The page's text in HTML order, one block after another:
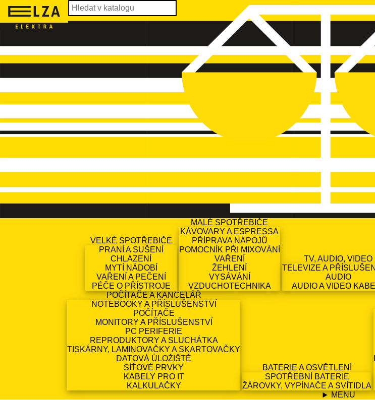
VELKÉ SPOTŘEBIČE
PRANÍ A SUŠENÍ
CHLAZENÍ
MYTÍ NÁDOBÍ
VAŘENÍ A PEČENÍ
PÉČE O PŘÍSTROJE
MALÉ SPOTŘEBIČE
KÁVOVARY A ESPRESSA
PŘÍPRAVA NÁPOJŮ
POMOCNÍK PŘI MIXOVÁNÍ
VAŘENÍ
ŽEHLENÍ
VYSÁVÁNÍ
VZDUCHOTECHNIKA
TV, AUDIO, VIDEO
TELEVIZE A
AUDIO
AUDIO A VIDEO
POČÍTAČE A KANCELÁŘ
NOTEBOOKY A PŘÍSLUŠENSTVÍ
POČÍTAČE
MONITORY A PŘÍSLUŠENSTVÍ
PC PERIFERIE
REPRODUKTORY A SLUCHÁTKA
TISKÁRNY, LAMINOVAČKY A SKARTOVAČKY
DATOVÁ ÚLOŽIŠTĚ
SÍŤOVÉ PRVKY
KABELY PRO IT
KALKULAČKY
BATERIE A OSVĚTLENÍ
SPOTŘEBNÍ BATERIE
ŽÁROVKY, VYPÍNAČE A SVÍTIDLA
MENU